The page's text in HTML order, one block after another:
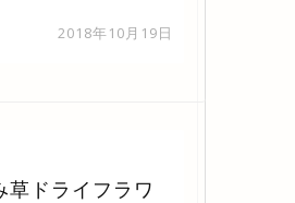
2018年10月19日
草ドライフラワ